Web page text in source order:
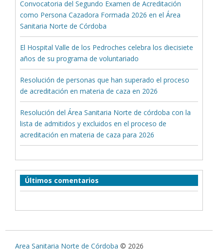
Convocatoria del Segundo Examen de Acreditación
como Persona Cazadora Formada 2026 en el Área
Sanitaria Norte de Córdoba
El Hospital Valle de los Pedroches celebra los diecisiete
años de su programa de voluntariado
Resolución de personas que han superado el proceso
de acreditación en materia de caza en 2026
Resolución del Área Sanitaria Norte de córdoba con la
lista de admitidos y excluidos en el proceso de
acreditación en materia de caza para 2026
Últimos comentarios
Area Sanitaria Norte de Córdoba © 2026